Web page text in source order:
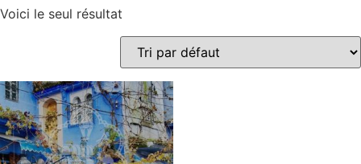
Voici le seul résultat